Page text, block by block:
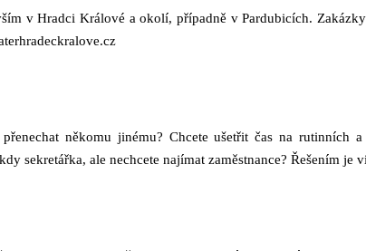
v Hradci Králové a okolí, případně v Pardubicích.
přenechat někomu jinému? Chcete ušetřit čas na rutinních
sekretářka, ale nechcete najímat zaměstnance? Řešením je